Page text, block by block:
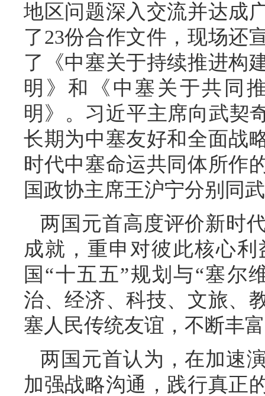
地区问题深入交流并达成
了23份合作文件，现场还
了《中塞关于持续推进构
明》和《中塞关于共同
明》。习近平主席向武契
长期为中塞友好和全面战
时代中塞命运共同体所作
国政协主席王沪宁分别同
两国元首高度评价新时
成就，重申对彼此核心
国“十五五”规划与“塞尔
治、经济、科技、文旅、
塞人民传统友谊，不断丰
两国元首认为，在加速
加强战略沟通，践行真正